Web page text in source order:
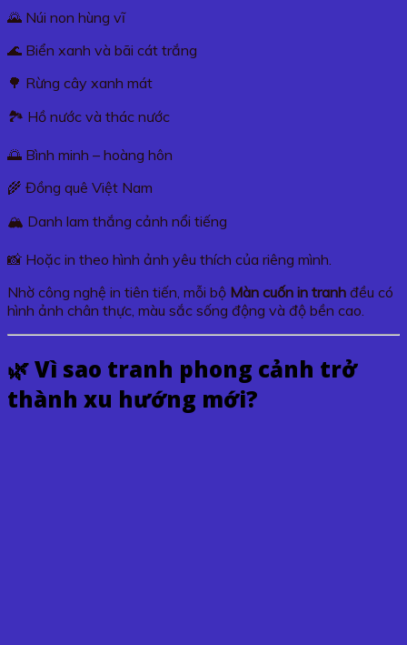
🌄 Núi non hùng vĩ
🌊 Biển xanh và bãi cát trắng
🌳 Rừng cây xanh mát
🏞️ Hồ nước và thác nước
🌅 Bình minh – hoàng hôn
🌾 Đồng quê Việt Nam
🏔️ Danh lam thắng cảnh nổi tiếng
📸 Hoặc in theo hình ảnh yêu thích của riêng mình.
Nhờ công nghệ in tiên tiến, mỗi bộ Màn cuốn in tranh đều có
hình ảnh chân thực, màu sắc sống động và độ bền cao.
🌿 Vì sao tranh phong cảnh trở
thành xu hướng mới?